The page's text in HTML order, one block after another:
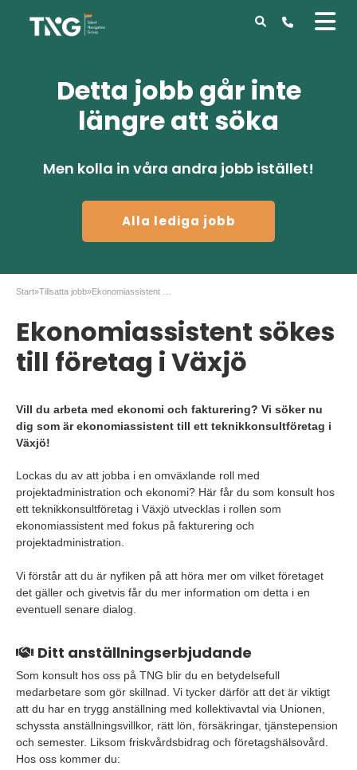
Detta jobb går inte
längre att söka
Men kolla in våra andra jobb istället!
Alla lediga jobb
Start»Tillsatta jobb»
Ekonomiassistent sökes
till företag i Växjö
Vill du arbeta med ekonomi och fakturering? Vi söker nu
dig som är ekonomiassistent till ett teknikkonsultföretag i
Växjö!
Lockas du av att jobba i en omväxlande roll med
projektadministration och ekonomi? Här får du som konsult hos
ett teknikkonsultföretag i Växjö utvecklas i rollen som
ekonomiassistent med fokus på fakturering och
projektadministration.
Vi förstår att du är nyfiken på att höra mer om vilket företaget
det gäller och givetvis får du mer information om detta i en
eventuell senare dialog.
Ditt anställningserbjudande
Som konsult hos oss på TNG blir du en betydelsefull
medarbetare som gör skillnad. Vi tycker därför att det är viktigt
att du har en trygg anställning med kollektivavtal via Unionen,
schyssta anställningsvillkor, rätt lön, försäkringar, tjänstepension
och semester. Liksom friskvårdsbidrag och företagshälsovård.
Hos oss kommer du: